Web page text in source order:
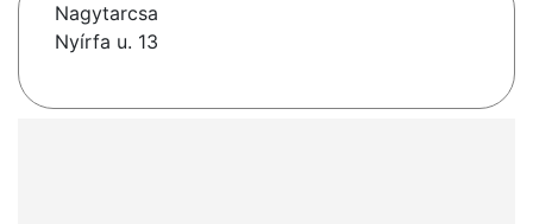
Nagytarcsa
Nyírfa u. 13